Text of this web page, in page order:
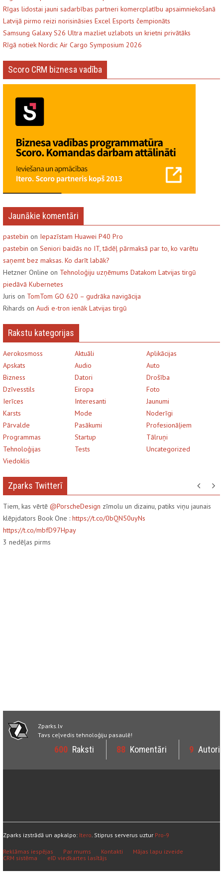
Rīgas lidostai jauni sadarbības partneri komercplatību apsaimniekošanā
Latvijā pirmo reizi norisināsies Excel Esports čempionāts
Samsung Galaxy S26 Ultra mazliet uzlabots un krietni privātāks
Rīgā notiek Nordic Air Cargo Symposium 2026
Scoro CRM biznesa vadība
Jaunākie komentāri
pastebin on Iepazīstam Huawei P40 Pro
pastebin on Seniori baidās no IT, tādēļ pārmaksā par to, ko varētu
saņemt bez maksas. Ko darīt labāk?
Hetzner Online on Tehnoloģiju uzņēmums Datakom Latvijas tirgū
piedāvā Kubernetes
Juris on TomTom GO 620 – gudrāka navigācija
Rihards on Audi e-tron ienāk Latvijas tirgū
Rakstu kategorijas
Aerokosmoss Aktuāli
Aplikācijas
Apskats
Audio
Auto
Bizness
Datori
Drošība
Dzīvesstils
Eiropa
Foto
Ierīces
Interesanti
Jaunumi
Karsts
Mode
Noderīgi
Pārvalde
Pasākumi
Profesionāļiem
Programmas
Startup
Tālruņi
Tehnoloģijas
Tests
Uncategorized
Viedoklis
Zparks Twitterī
Tiem, kas vērtē @PorscheDesign zīmolu un dizainu, patiks viņu jaunais
klēpjdators Book One : https://t.co/0bQN50uyNs
https://t.co/mbfD97Hpay
3 nedēļas pirms
Zparks.lv
Tavs ceļvedis tehnoloģiju pasaulē!
600 Raksti 88 Komentāri 9 Autori
Zparks izstrādā un apkalpo: Itero . Stiprus serverus uztur Pro-9
Reklāmas iespējas Par mums Kontakti
Mājas lapu izveide
CRM sistēma
eID viedkartes lasītājs